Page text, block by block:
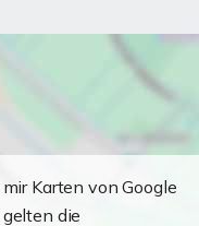
Karten von Google
die